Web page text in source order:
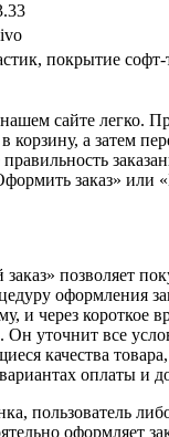
покрытие софт-
сайте легко.
корзину, а затем
заказ» или
позволяет
оформления
и через короткое
уточнит все
качества
оплаты и
пользователь
оформляет